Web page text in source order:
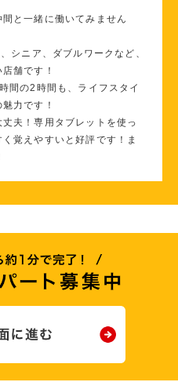
と一緒に働いてみません
シニア、ダブルワークなど、
舗です！
間の2時間も、ライフスタイ
力です！
夫！専用タブレットを使っ
覚えやすいと好評です！ま